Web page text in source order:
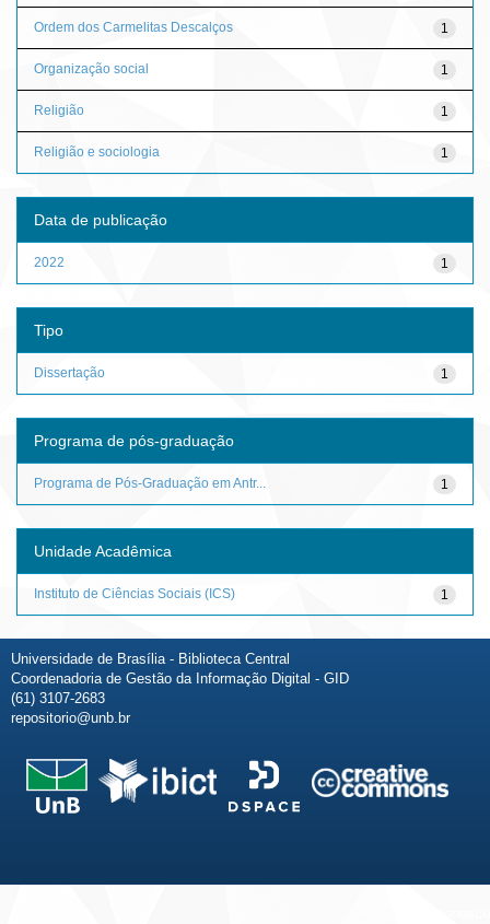
1
Ordem dos Carmelitas Descalços
1
Organização social
1
Religião
1
Religião e sociologia
Data de publicação
1
2022
Tipo
1
Dissertação
Programa de pós-graduação
1
Programa de Pós-Graduação em Antr...
Unidade Acadêmica
1
Instituto de Ciências Sociais (ICS)
Universidade de Brasília - Biblioteca Central
Coordenadoria de Gestão da Informação Digital - GID
(61) 3107-2683
repositorio@unb.br